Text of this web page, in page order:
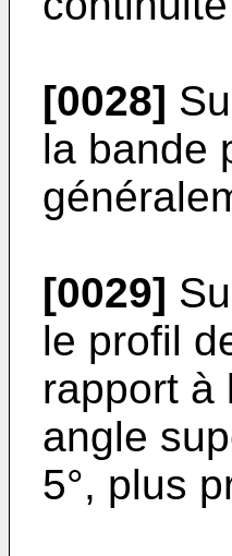
[0028]
la bande
[0029]
le profil
rapport à
angle
5°, plus